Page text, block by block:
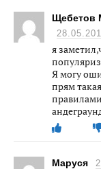
Щебетов
я
Я могу
прям
Маруся